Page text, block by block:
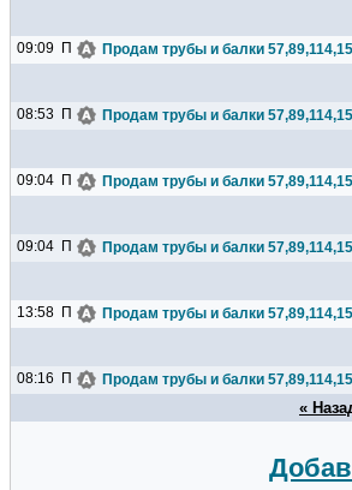
09:09 П Продам трубы и балки
08:53 П Продам трубы и балки
09:04 П Продам трубы и балки
09:04 П Продам трубы и балки
13:58 П Продам трубы и балки
08:16 П Продам трубы и балки
«